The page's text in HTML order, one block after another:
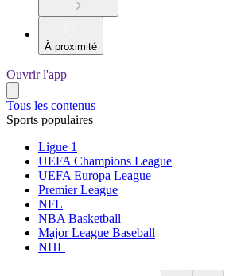
À proximité
Ouvrir l'app
Tous les contenus
Sports populaires
Ligue 1
UEFA Champions League
UEFA Europa League
Premier League
NFL
NBA Basketball
Major League Baseball
NHL